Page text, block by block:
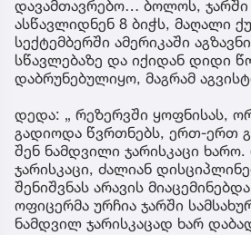
დავამთავრებო… ბოლოს, ჯარში
ასწავლიდნენ 8 ბიჭს, მაღალი
სექტემბერში ამერიკაში
სწავლებაზე და იქიდან დიდი
დაბრუნებულიყო, მაგრამ
დედა: „ რეზერვში ყოფნისას,
გადიოდა წვრთნებს, ერთ-ერთ
შენ ნამდვილი ჯარისკაცი
ჯარისკაცი, ძალიან
შენიშვნას არავის
ოფიცერმა ურჩია ჯარში
ნამდვილ ჯარისკაცად ხარ